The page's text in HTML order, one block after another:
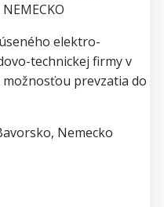
elektro-
technickej firmy v
prevzatia do
Nemecko